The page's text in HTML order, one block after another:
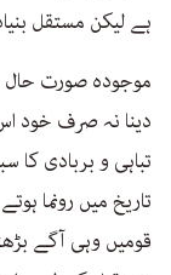
ہے لیکن مستقل
موجودہ صورت حال
دینا نہ صرف خود
تباہی و بربادی کا
تاریخ میں رونما
قومیں وہی آگے